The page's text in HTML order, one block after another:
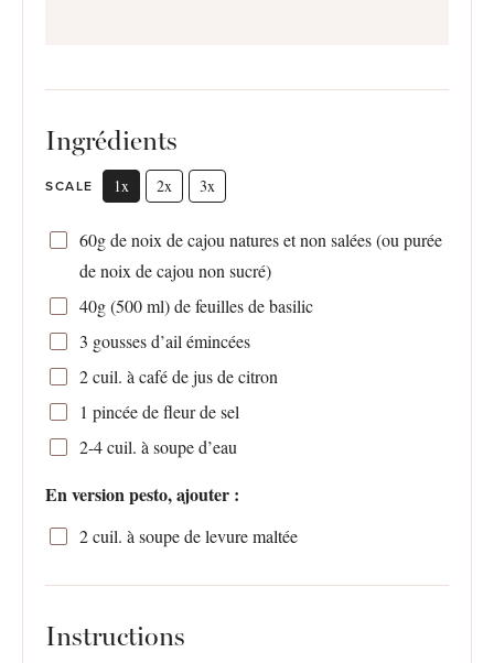
Ingrédients
SCALE 1x 2x 3x
60gde noix de cajou natures et non salées (ou purée
de noix de cajou non sucré)
40g(500ml) de feuilles de basilic
3 gousses d’ail émincées
2cuil. à café de jus de citron
1 pincée de fleur de sel
2-4cuil. à soupe d’eau
En version pesto, ajouter :
2cuil. à soupe de levure maltée
Instructions